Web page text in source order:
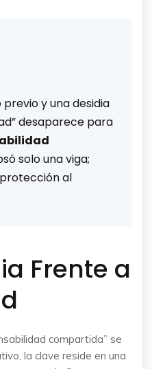
y una desidia
desaparece para
solo una viga;
al
Frente a
compartida” se
la clave reside en una